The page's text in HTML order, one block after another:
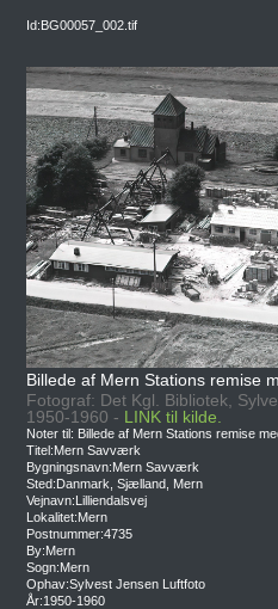
Id:BG00057_002.tif
Billede af Mern Stations remise
Fotograf: Det Kgl. Bibliotek,
1950-1960 - LINK til kilde.
Noter til: Billede af Mern Stations remise
Titel:Mern Savværk
Bygningsnavn:Mern Savværk
Sted:Danmark, Sjælland, Mern
Vejnavn:Lilliendalsvej
Lokalitet:Mern
Postnummer:4735
By:Mern
Sogn:Mern
Ophav:Sylvest Jensen Luftfoto
År:1950-1960